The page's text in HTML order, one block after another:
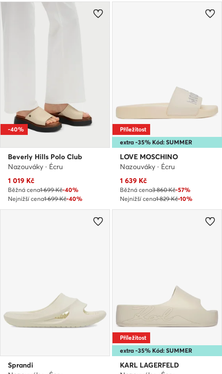
-40%
Beverly Hills Polo Club
Nazouváky · Écru
Aktuální cena
1 019 Kč
Běžná cena1 699 Kč-40%
Nejnižší cena1 699 Kč-40%
extra -35% Kód: SUMMER
Příležitost
LOVE MOSCHINO
Nazouváky · Écru
Aktuální cena
1 639 Kč
Běžná cena3 860 Kč-57%
Nejnižší cena1 829 Kč-10%
Sprandi
extra -35% Kód: SUMMER
Příležitost
KARL LAGERFELD